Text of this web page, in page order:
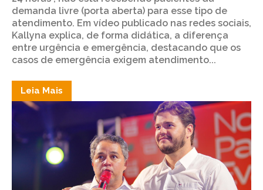
demanda livre (porta aberta) para esse tipo de
atendimento. Em vídeo publicado nas redes sociais,
Kallyna explica, de forma didática, a diferença
entre urgência e emergência, destacando que os
casos de emergência exigem atendimento...
Leia Mais